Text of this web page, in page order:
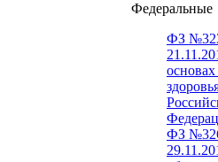
Федеральные
ФЗ
ФЗ